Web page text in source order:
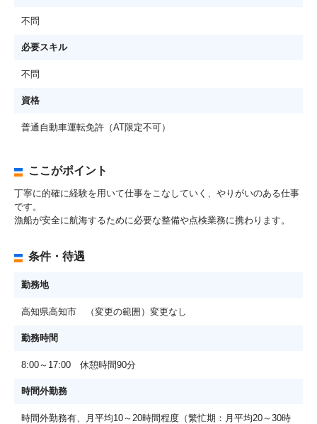
不問
必要スキル
不問
資格
普通自動車運転免許（AT限定不可）
ここがポイント
丁寧に的確に経験を用いて仕事をこなしていく、やりがいのある仕事
です。
漁船が安全に航海するために必要な整備や点検業務に携わります。
条件・待遇
勤務地
高知県高知市 （変更の範囲）変更なし
勤務時間
8:00～17:00 休憩時間90分
時間外勤務
時間外勤務有、月平均10～20時間程度（繁忙期：月平均20～30時